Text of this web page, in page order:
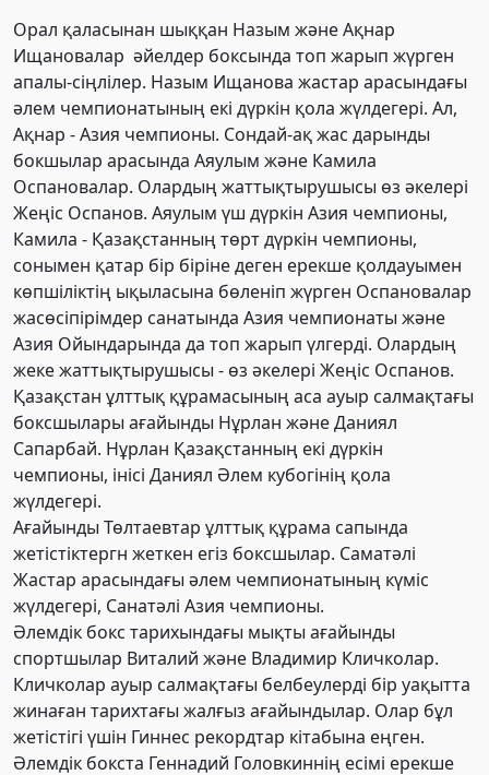
Орал қаласынан шыққан Назым және Ақнар
Ищановалар әйелдер боксында топ жарып жүрген
апалы-сіңлілер. Назым Ищанова жастар арасындағы
әлем чемпионатының екі дүркін қола жүлдегері. Ал,
Ақнар - Азия чемпионы. Сондай-ақ жас дарынды
бокшылар арасында Аяулым және Камила
Оспановалар. Олардың жаттықтырушысы өз әкелері
Жеңіс Оспанов. Аяулым үш дүркін Азия чемпионы,
Камила - Қазақстанның төрт дүркін чемпионы,
сонымен қатар бір біріне деген ерекше қолдауымен
көпшіліктің ықыласына бөленіп жүрген Оспановалар
жасөсіпірімдер санатында Азия чемпионаты және
Азия Ойындарында да топ жарып үлгерді. Олардың
жеке жаттықтырушысы - өз әкелері Жеңіс Оспанов.
Қазақстан ұлттық құрамасының аса ауыр салмақтағы
боксшылары ағайынды Нұрлан және Даниял
Сапарбай. Нұрлан Қазақстанның екі дүркін
чемпионы, інісі Даниял Әлем кубогінің қола
жүлдегері.
Ағайынды Төлтаевтар ұлттық құрама сапында
жетістіктергн жеткен егіз боксшылар. Саматәлі
Жастар арасындағы әлем чемпионатының күміс
жүлдегері, Санатәлі Азия чемпионы.
Әлемдік бокс тарихындағы мықты ағайынды
спортшылар Виталий және Владимир Кличколар.
Кличколар ауыр салмақтағы белбеулерді бір уақытта
жинаған тарихтағы жалғыз ағайындылар. Олар бұл
жетістігі үшін Гиннес рекордтар кітабына еңген.
Әлемдік бокста Геннадий Головкиннің есімі ерекше